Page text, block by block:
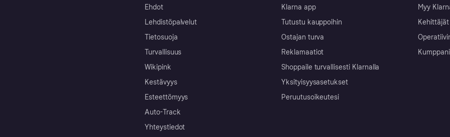
Ehdot
Lehdistöpalvelut
Tietosuoja
Turvallisuus
Wikipink
Kestävyys
Esteettömyys
Auto-Track
Yhteystiedot
Klarna app
Tutustu kauppoihin
Ostajan turva
Reklamaatiot
Shoppaile turvallisesti Klarnalla
Yksityisyysasetukset
Peruutusoikeutesi
Myy
Kehittäjät